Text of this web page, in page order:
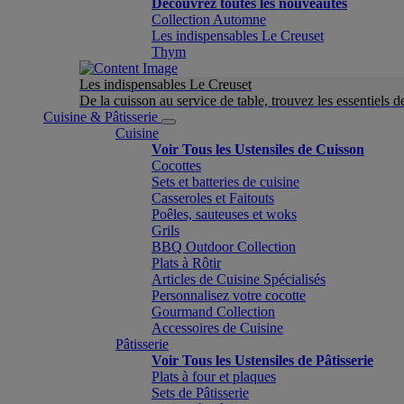
Découvrez toutes les nouveautés
Collection Automne
Les indispensables Le Creuset
Thym
Les indispensables Le Creuset
De la cuisson au service de table, trouvez les essentiels
Cuisine & Pâtisserie
Cuisine
Voir Tous les Ustensiles de Cuisson
Cocottes
Sets et batteries de cuisine
Casseroles et Faitouts
Poêles, sauteuses et woks
Grils
BBQ Outdoor Collection
Plats à Rôtir
Articles de Cuisine Spécialisés
Personnalisez votre cocotte
Gourmand Collection
Accessoires de Cuisine
Pâtisserie
Voir Tous les Ustensiles de Pâtisserie
Plats à four et plaques
Sets de Pâtisserie